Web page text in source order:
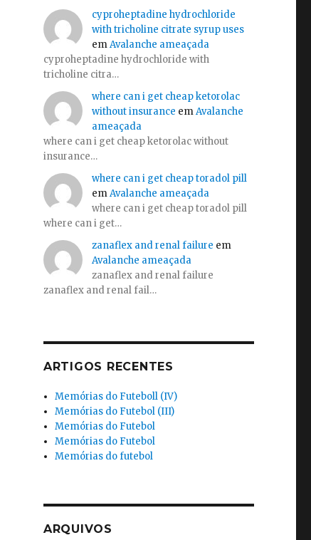
cyproheptadine hydrochloride
with tricholine citrate syrup uses
emAvalanche ameaçada
cyproheptadine hydrochloride with
tricholine citra…
where can i get cheap ketorolac
without insurance emAvalanche
ameaçada
where can i get cheap ketorolac without
insurance…
where can i get cheap toradol pill
emAvalanche ameaçada
where can i get cheap toradol pill
where can i get…
zanaflex and renal failure em
Avalanche ameaçada
zanaflex and renal failure
zanaflex and renal fail…
ARTIGOS RECENTES
Memórias do Futeboll (IV)
Memórias do Futebol (III)
Memórias do Futebol
Memórias do Futebol
Memórias do futebol
ARQUIVOS